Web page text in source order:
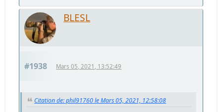
BLESL
#1938 Mars 05, 2021, 13:52:49
Citation de: phil91760 le Mars 05, 2021, 12:58:08